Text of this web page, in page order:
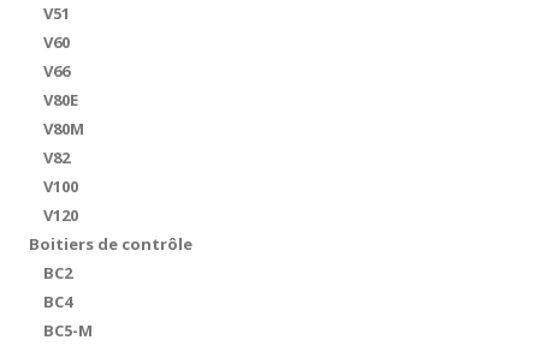
V51
V60
V66
V80E
V80M
V82
V100
V120
Boitiers de contrôle
BC2
BC4
BC5-M